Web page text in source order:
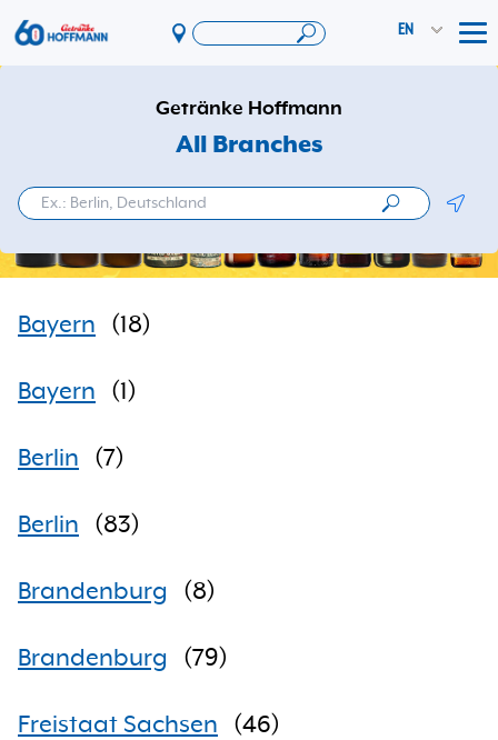
EN
Offers & Promotions
Vereinswelt
DosenExpress
Services
Getränke Hoffmann
All Branches
Bayern (18)
Bayern (1)
Berlin (7)
Berlin (83)
Brandenburg (8)
Brandenburg (79)
Freistaat Sachsen (46)